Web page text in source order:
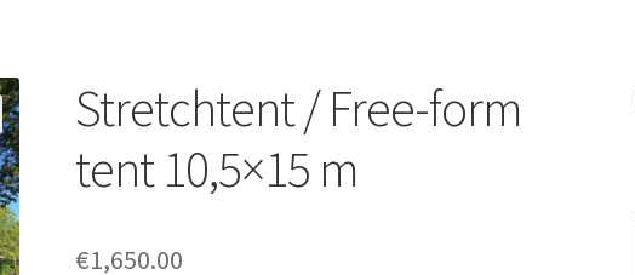
Stretchtent / Free-form
tent 10,5×15 m
€1,650.00